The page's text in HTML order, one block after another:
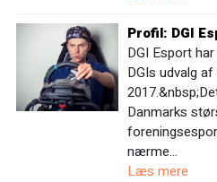
Profil: DGI
DGI Esport
DGIs udvalg
Danmarks
nærme…
Læs mere